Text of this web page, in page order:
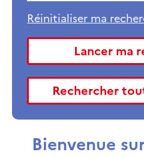
Bienvenue